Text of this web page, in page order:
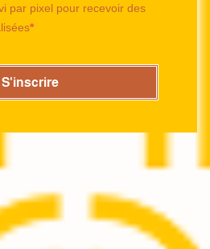
par pixel pour recevoir des
S'inscrire